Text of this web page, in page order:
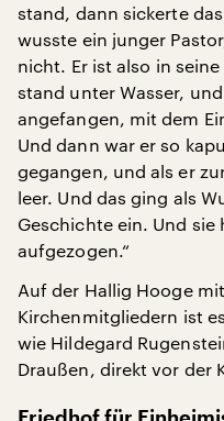
stand, dann sickerte
wusste ein junger
nicht. Er ist also in
stand unter Wasser,
angefangen, mit dem
Und dann war er so
gegangen, und als er
leer. Und das ging als
Geschichte ein. Und
aufgezogen.“
Auf der Hallig Hooge
Kirchenmitgliedern ist
wie Hildegard
Draußen, direkt vor der